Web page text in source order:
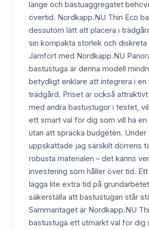
länge och bastuaggregatet
övertid. Nordkapp.NU Thin Eco
dessutom lätt att placera i
sin kompakta storlek och diskreta
Jämfört med Nordkapp.NU
bastustuga är denna modell
betydligt enklare att integrera i en
trädgård. Priset är också
med andra bastustugor i testet,
ett smart val för dig som vill ha
utan att spräcka budgeten.
uppskattade jag särskilt dörrens
robusta materialen – det känns
investering som håller över tid.
lägga lite extra tid på
säkerställa att bastustugan står
Sammantaget är Nordkapp.NU
bastustuga ett utmärkt val för dig